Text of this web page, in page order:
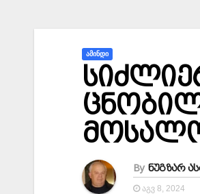
ᲐᲛᲘᲜᲓᲘ
By ნუგზარ
ᲐᲒᲕ 8, 2024